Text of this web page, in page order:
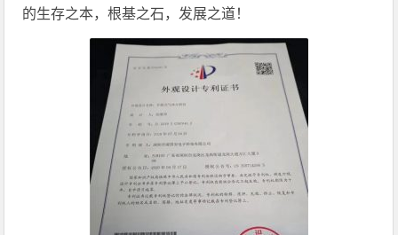
的生存之本，根基之石，发展之道！